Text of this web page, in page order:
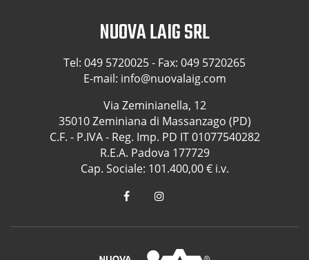
NUOVA LAIG SRL
Tel: 049 5720025- Fax: 049 5720265
E-mail: info@nuovalaig.com
Via Zeminianella, 12
35010 Zeminiana di Massanzago (PD)
C.F. - P.IVA - Reg. Imp. PD IT 01077540282
R.E.A. Padova 177729
Cap. Sociale: 101.400,00 € i.v.